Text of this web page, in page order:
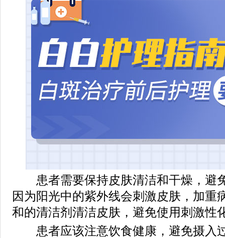
患者需要保持皮肤清洁和干燥，避
因为阳光中的紫外线会刺激皮肤，加重
和的清洁剂清洁皮肤，避免使用刺激性
患者应该注意饮食健康，避免摄入